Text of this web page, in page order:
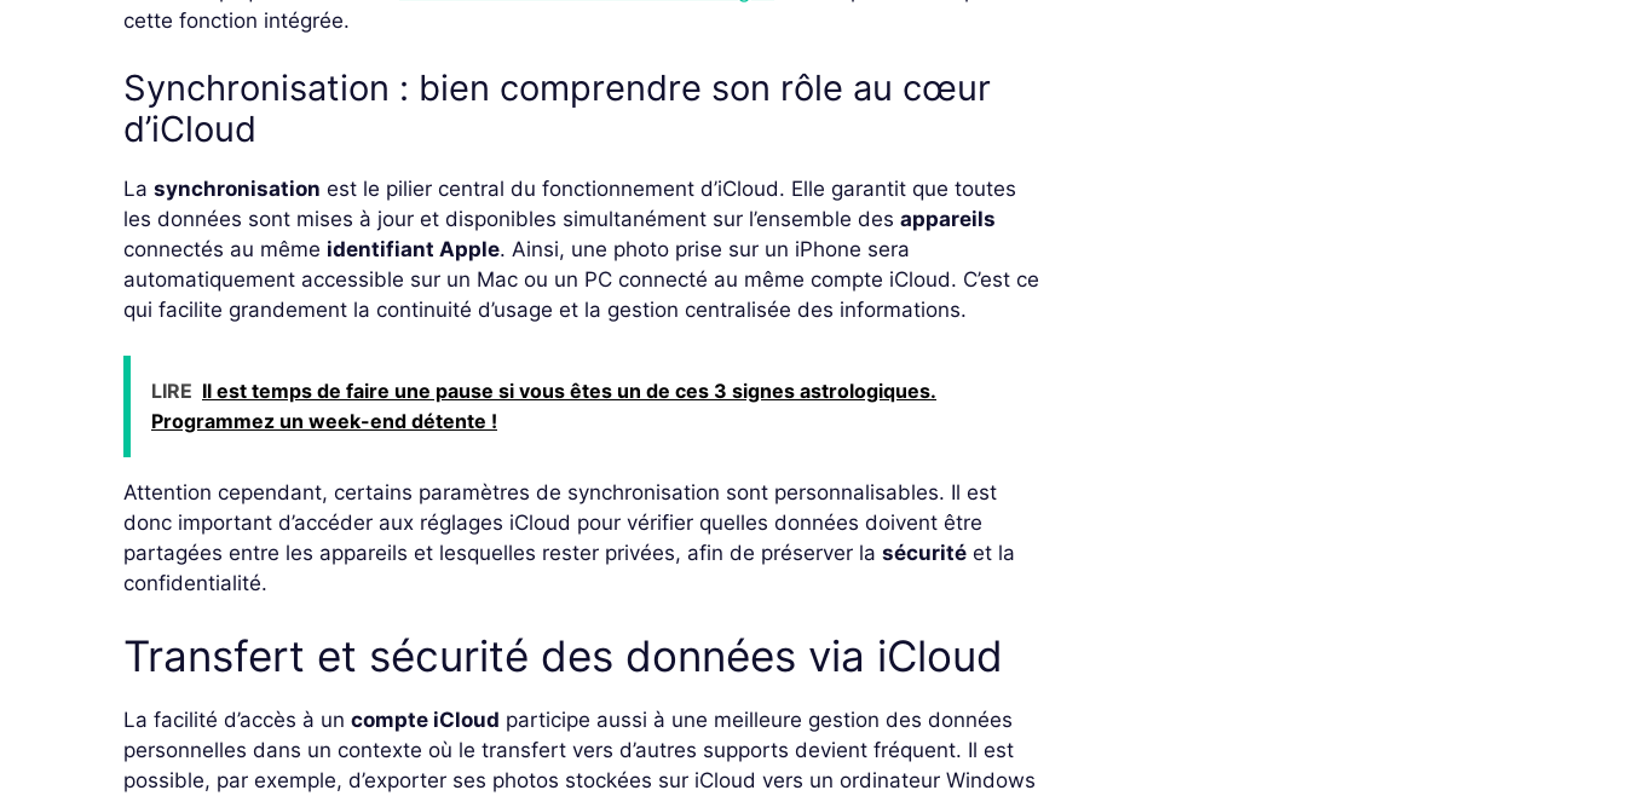
cette fonction intégrée.
Synchronisation : bien comprendre son rôle au cœur
d’iCloud
La synchronisation est le pilier central du fonctionnement d’iCloud. Elle garantit que toutes
les données sont mises à jour et disponibles simultanément sur l’ensemble des appareils
connectés au même identifiant Apple. Ainsi, une photo prise sur un iPhone sera
automatiquement accessible sur un Mac ou un PC connecté au même compte iCloud. C’est ce
qui facilite grandement la continuité d’usage et la gestion centralisée des informations.
LIRE Il est temps de faire une pause si vous êtes un de ces 3 signes astrologiques.
Programmez un week-end détente !
Attention cependant, certains paramètres de synchronisation sont personnalisables. Il est
donc important d’accéder aux réglages iCloud pour vérifier quelles données doivent être
partagées entre les appareils et lesquelles rester privées, afin de préserver la sécurité et la
confidentialité.
Transfert et sécurité des données via iCloud
La facilité d’accès à un compte iCloud participe aussi à une meilleure gestion des données
personnelles dans un contexte où le transfert vers d’autres supports devient fréquent. Il est
possible, par exemple, d’exporter ses photos stockées sur iCloud vers un ordinateur Windows